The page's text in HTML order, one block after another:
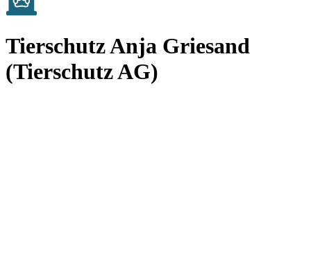
Tierschutz Anja Griesand
(Tierschutz AG)